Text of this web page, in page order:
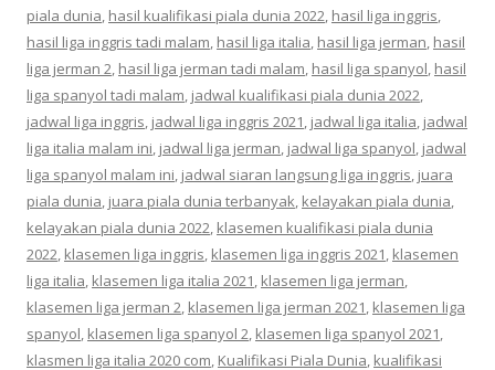
piala dunia, hasil kualifikasi piala dunia 2022, hasil liga inggris,
hasil liga inggris tadi malam, hasil liga italia, hasil liga jerman, hasil
liga jerman 2, hasil liga jerman tadi malam, hasil liga spanyol, hasil
liga spanyol tadi malam, jadwal kualifikasi piala dunia 2022,
jadwal liga inggris, jadwal liga inggris 2021, jadwal liga italia, jadwal
liga italia malam ini, jadwal liga jerman, jadwal liga spanyol, jadwal
liga spanyol malam ini, jadwal siaran langsung liga inggris, juara
piala dunia, juara piala dunia terbanyak, kelayakan piala dunia,
kelayakan piala dunia 2022, klasemen kualifikasi piala dunia
2022, klasemen liga inggris, klasemen liga inggris 2021, klasemen
liga italia, klasemen liga italia 2021, klasemen liga jerman,
klasemen liga jerman 2, klasemen liga jerman 2021, klasemen liga
spanyol, klasemen liga spanyol 2, klasemen liga spanyol 2021,
klasmen liga italia 2020 com, Kualifikasi Piala Dunia, kualifikasi